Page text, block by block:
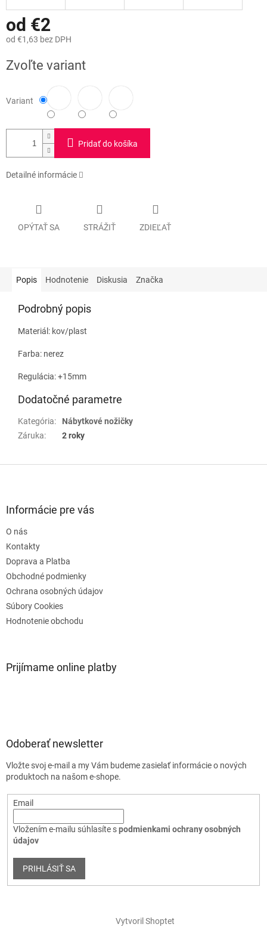
od €2
od €1,63 bez DPH
cena:
Zvoľte variant
Variant
Pridať do košíka
Detailné informácie
OPÝTAŤ SA STRÁŽIŤ ZDIEĽAŤ
Popis Hodnotenie Diskusia Značka
Podrobný popis
Materiál: kov/plast
Farba: nerez
Regulácia: +15mm
Dodatočné parametre
Kategória:
Nábytkové nožičky
Záruka: 2 roky
Informácie pre vás
O nás
Kontakty
Doprava a Platba
Obchodné podmienky
Ochrana osobných údajov
Súbory Cookies
Hodnotenie obchodu
Prijímame online platby
Odoberať newsletter
Vložte svoj e-mail a my Vám budeme zasielať informácie o nových
produktoch na našom e-shope.
Email
Vložením e-mailu súhlasíte spodmienkami ochrany osobných
údajov
PRIHLÁSIŤ SA
Vytvoril Shoptet